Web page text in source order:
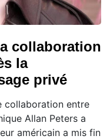
collaboration
la
privé
collaboration entre
Allan Peters a
américain a mis fin